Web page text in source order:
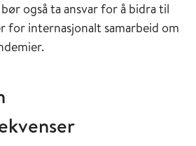
også ta ansvar for å bidra til
for internasjonalt samarbeid om